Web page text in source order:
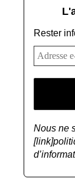
Rester
Nous ne